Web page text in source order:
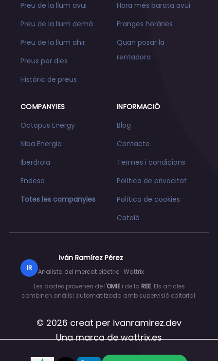
Preu de la llum avui
Preu de la llum demà
Preu de la llum ahir
Preus per dies
Històric de preus
Hora més barata avui
Franges horàries
Quan posar la
rentadora
COMPANYIES
Octopus Energy
Niba Energia
Iberdrola
Endesa
Totes les companyies
INFORMACIÓ
Blog
Contacte
Termes i condicions
Política de privacitat
Política de cookies
Català
IR
Iván Ramírez Pérez
Analista del mercat elèctric · Wattrix
Les dades provenen de l'OMIEi de la REE. Els articles
combinen anàlisi automatitzada amb supervisió editorial.
© 2026 creat per ivanramirez.dev
Una marca dewattrix.es